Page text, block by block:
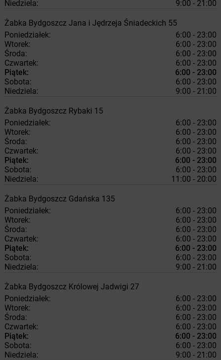
Niedziela: 9:00 - 21:00
Żabka Bydgoszcz Jana i Jędrzeja Śniadeckich 55
Poniedziałek:
6:00 - 23:00
Wtorek:
6:00 - 23:00
Środa:
6:00 - 23:00
Czwartek:
6:00 - 23:00
Piątek:
6:00 - 23:00
Sobota:
6:00 - 23:00
Niedziela:
9:00 - 21:00
Żabka Bydgoszcz Rybaki 15
Poniedziałek:
6:00 - 23:00
Wtorek:
6:00 - 23:00
Środa:
6:00 - 23:00
Czwartek:
6:00 - 23:00
Piątek:
6:00 - 23:00
Sobota:
6:00 - 23:00
Niedziela:
11:00 - 20:00
Żabka Bydgoszcz Gdańska 135
Poniedziałek:
6:00 - 23:00
Wtorek:
6:00 - 23:00
Środa:
6:00 - 23:00
Czwartek:
6:00 - 23:00
Piątek:
6:00 - 23:00
Sobota:
6:00 - 23:00
Niedziela:
9:00 - 21:00
Żabka Bydgoszcz Królowej Jadwigi 27
Poniedziałek:
6:00 - 23:00
Wtorek:
6:00 - 23:00
Środa:
6:00 - 23:00
Czwartek:
6:00 - 23:00
Piątek:
6:00 - 23:00
Sobota:
6:00 - 23:00
Niedziela:
9:00 - 21:00